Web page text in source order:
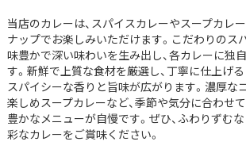
当店のカレーは、スパイスカレーやスープカレ
ナップでお楽しみいただけます。こだわりのス
味豊かで深い味わいを生み出し、各カレーに独
す。新鮮で上質な食材を厳選し、丁寧に仕上げ
スパイシーな香りと旨味が広がります。濃厚な
楽しめスープカレーなど、季節や気分に合わせ
豊かなメニューが自慢です。ぜひ、ふわりずむ
彩なカレーをご賞味ください。